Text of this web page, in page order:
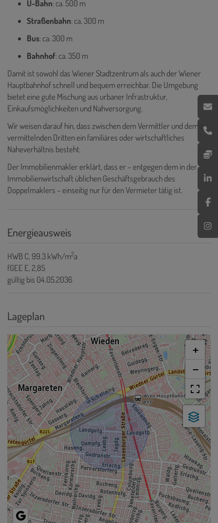
U-Bahn: ca. 500 m
Straßenbahn: ca. 300 m
Bus: ca. 300 m
Bahnhof: ca. 350 m
Damit ist sowohl das Wiener Stadtzentrum als auch der Wiener
Hauptbahnhof schnell und bequem erreichbar. Die Umgebung
bietet eine gute Mischung aus urbaner Infrastruktur,
Einkaufsmöglichkeiten und Nahversorgung.
Wir weisen darauf hin, dass zwischen dem Vermittler und dem zu
vermittelnden Dritten ein familiäres oder wirtschaftliches
Naheverhältnis besteht.
Der Immobilienmakler erklärt, dass er – entgegen dem in der
Immobilienwirtschaft üblichen Geschäftsgebrauch des
Doppelmaklers – einseitig nur für den Vermieter tätig ist.
Energieausweis
HWBC, 99.3 kWh/m2a
fGEE E, 2,85
gültig bis 04.05.2036
Lageplan
+
−